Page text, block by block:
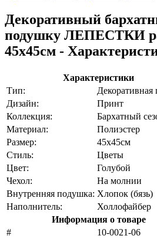
Декоративный
подушку ЛЕПЕСТКИ
45х45см -
Характеристики
Тип:
Декоративная
Дизайн:
Принт
Коллекция:
Бархатный
Материал:
Полиэстер
Размер:
45х45см
Стиль:
Цветы
Цвет:
Голубой
Чехол:
На молнии
Внутренняя подушка: Хлопок (бязь)
Наполнитель:
Холлофайбер
Информация о товаре
#
10-0021-06